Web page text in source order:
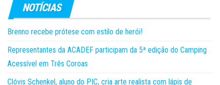
Brenno recebe prótese com estilo de herói!
Representantes da ACADEF participam da 5ª edição do Camping
Acessível em Três Coroas
Clóvis Schenkel, aluno do PIC, cria arte realista com lápis de